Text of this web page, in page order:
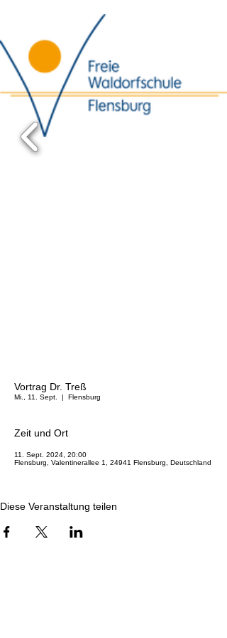
Vortrag Dr. Treß
Mi., 11. Sept.
  |
Flensburg
Zeit und Ort
11. Sept. 2024, 20:00
Flensburg, Valentinerallee 1, 24941 Flensburg, Deutschland
Diese Veranstaltung teilen